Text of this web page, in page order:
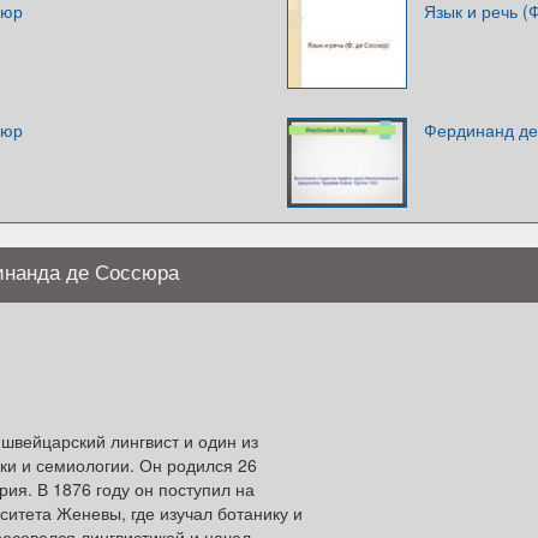
Язык и речь
Фердинанд
де Соссюра
лингвист и один из
и семиологии. Он родился 26
В 1876 году он поступил на
Женевы, где изучал ботанику и